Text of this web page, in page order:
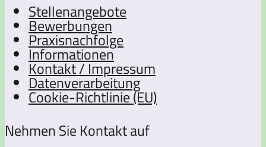
Stellenangebote
Bewerbungen
Praxisnachfolge
Informationen
Kontakt / Impressum
Datenverarbeitung
Cookie-Richtlinie (EU)
Nehmen Sie Kontakt auf